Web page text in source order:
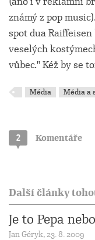
známý z pop
spot dua
veselých
vůbec." Kéž by se
Média Média a
2 Komentáře
Další články
Je to Pepa
Jan Géryk, 23. 8. 2009